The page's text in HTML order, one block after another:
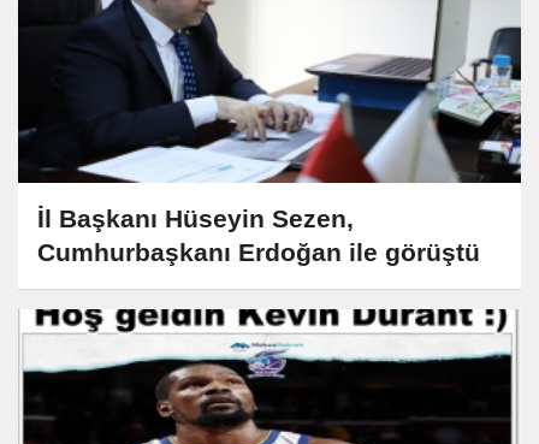
İl Başkanı Hüseyin Sezen,
Cumhurbaşkanı Erdoğan ile görüştü